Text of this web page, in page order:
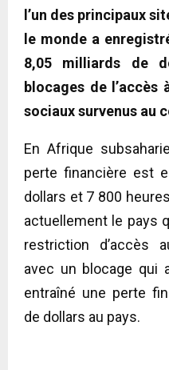
l’un des principaux
le monde a
8,05 milliards de
blocages de l’accès
sociaux survenus au
En Afrique
perte financière est
dollars et 7 800
actuellement le pays
restriction d’accès
avec un blocage qui
entraîné une perte
de dollars au pays.